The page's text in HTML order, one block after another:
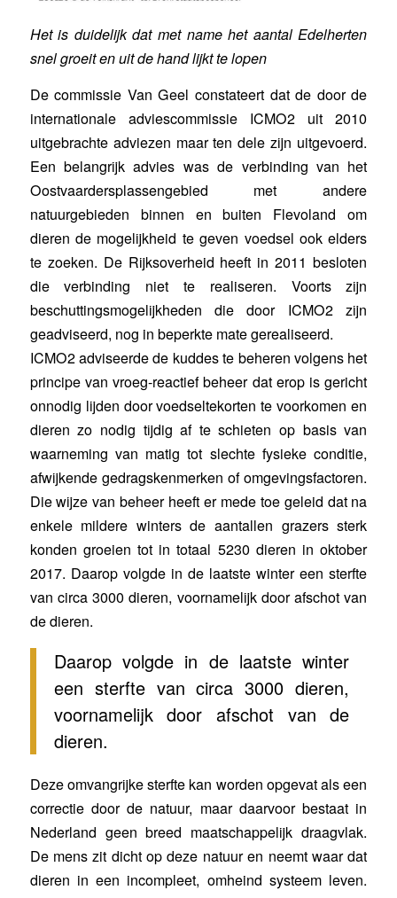
Het is duidelijk dat met name het aantal Edelherten
snel groeit en uit de hand lijkt te lopen
De commissie Van Geel constateert dat de door de
internationale adviescommissie ICMO2 uit 2010
uitgebrachte adviezen maar ten dele zijn uitgevoerd.
Een belangrijk advies was de verbinding van het
Oostvaardersplassengebied met andere
natuurgebieden binnen en buiten Flevoland om
dieren de mogelijkheid te geven voedsel ook elders
te zoeken. De Rijksoverheid heeft in 2011 besloten
die verbinding niet te realiseren. Voorts zijn
beschuttingsmogelijkheden die door ICMO2 zijn
geadviseerd, nog in beperkte mate gerealiseerd.
ICMO2 adviseerde de kuddes te beheren volgens het
principe van vroeg-reactief beheer dat erop is gericht
onnodig lijden door voedseltekorten te voorkomen en
dieren zo nodig tijdig af te schieten op basis van
waarneming van matig tot slechte fysieke conditie,
afwijkende gedragskenmerken of omgevingsfactoren.
Die wijze van beheer heeft er mede toe geleid dat na
enkele mildere winters de aantallen grazers sterk
konden groeien tot in totaal 5230 dieren in oktober
2017. Daarop volgde in de laatste winter een sterfte
van circa 3000 dieren, voornamelijk door afschot van
de dieren.
Daarop volgde in de laatste winter
een sterfte van circa 3000 dieren,
voornamelijk door afschot van de
dieren.
Deze omvangrijke sterfte kan worden opgevat als een
correctie door de natuur, maar daarvoor bestaat in
Nederland geen breed maatschappelijk draagvlak.
De mens zit dicht op deze natuur en neemt waar dat
dieren in een incompleet, omheind systeem leven.